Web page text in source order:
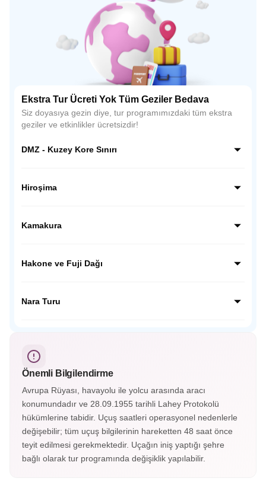
Ekstra Tur Ücreti Yok Tüm Geziler Bedava
Siz doyasıya gezin diye, tur programımızdaki tüm ekstra
geziler ve etkinlikler ücretsizdir!
DMZ - Kuzey Kore Sınırı
bölgelerinden biri olan DMZ’de rehber eşliğinde özel bir
hikâyesine tanıklık ediyoruz.
Hiroşima
Anıtı Parkı ve Atom Bombası Kubbesi’ni ziyaret ederek
Kamakura
ziyaretimiz sonrası Japon inanışında çok önemli yer tutan
Hakone ve Fuji Dağı
gezeceğiz. Fuji Dağı’nın etekleri olan 5. istasyon olarak
Nara Turu
çevresinde gezinen Nara geyiklerini severek besleyeceğiz.
Önemli Bilgilendirme
Avrupa Rüyası, havayolu ile yolcu arasında aracı
konumundadır ve 28.09.1955 tarihli Lahey Protokolü
hükümlerine tabidir. Uçuş saatleri operasyonel nedenlerle
değişebilir; tüm uçuş bilgilerinin hareketten 48 saat önce
teyit edilmesi gerekmektedir. Uçağın iniş yaptığı şehre
bağlı olarak tur programında değişiklik yapılabilir.